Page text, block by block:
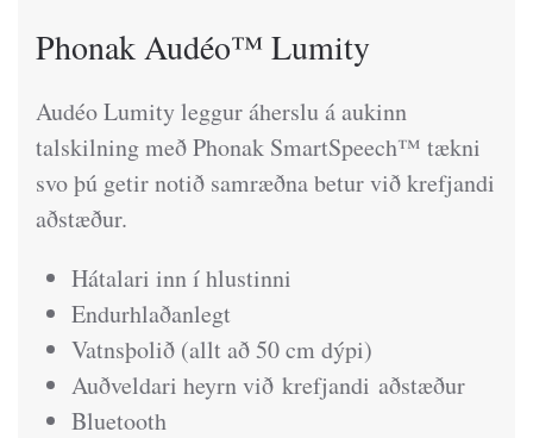
Phonak Audéo™ Lumity
Audéo Lumity leggur áherslu á aukinn
talskilning með Phonak SmartSpeech™ tækni
svo þú getir notið samræðna betur við krefjandi
aðstæður.
Hátalari inn í hlustinni
Endurhlaðanlegt
Vatnsþolið (allt að 50 cm dýpi)
Auðveldari heyrn við krefjandi aðstæður
Bluetooth